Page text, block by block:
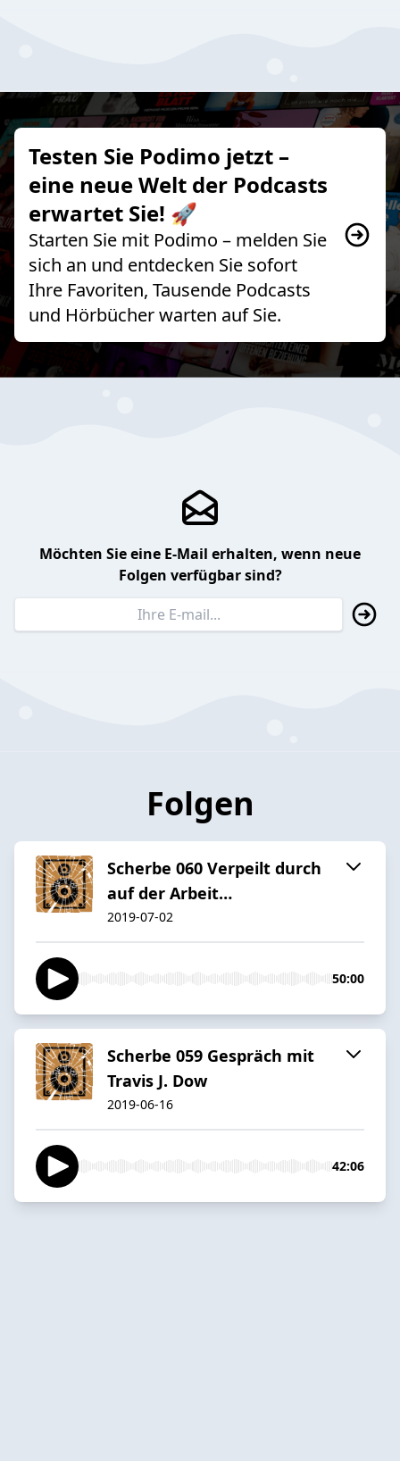
Testen Sie Podimo jetzt –
eine neue Welt der Podcasts
erwartet Sie! 🚀
Starten Sie mit Podimo – melden Sie
sich an und entdecken Sie sofort
Ihre Favoriten, Tausende Podcasts
und Hörbücher warten auf Sie.
Möchten Sie eine E-Mail erhalten, wenn neue
Folgen verfügbar sind?
Folgen
Scherbe 060 Verpeilt durch
auf der Arbeit…
2019-07-02
50:00
Scherbe 059 Gespräch mit
Travis J. Dow
2019-06-16
42:06